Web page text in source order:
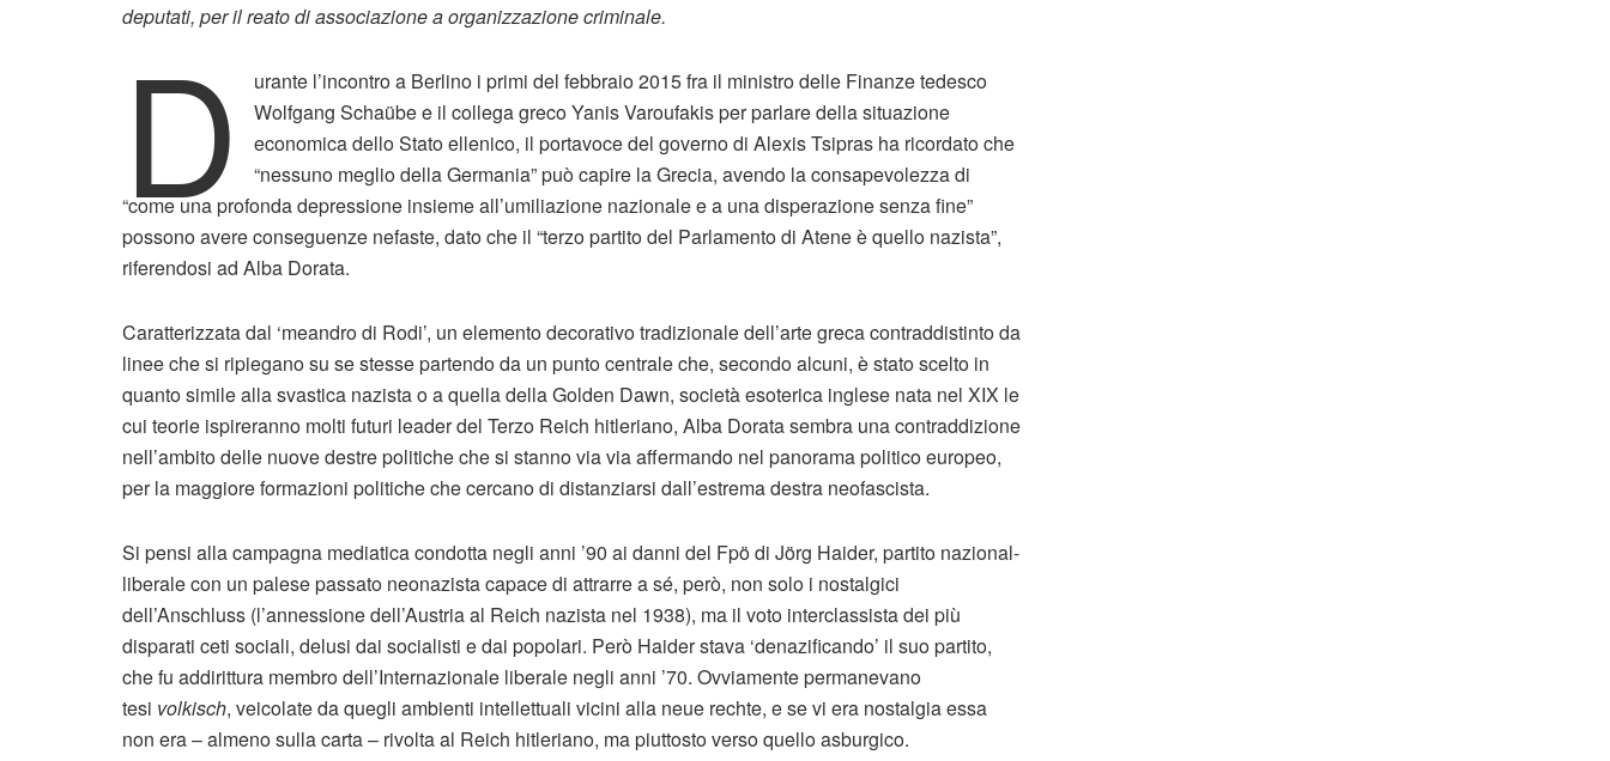
deputati, per il reato di associazione a organizzazione criminale.
D
urante l’incontro a Berlino i primi del febbraio 2015 fra il ministro delle Finanze tedesco
Wolfgang Schaübe e il collega greco Yanis Varoufakis per parlare della situazione
economica dello Stato ellenico, il portavoce del governo di Alexis Tsipras ha ricordato che
“nessuno meglio della Germania” può capire la Grecia, avendo la consapevolezza di
“come una profonda depressione insieme all’umiliazione nazionale e a una disperazione senza fine”
possono avere conseguenze nefaste, dato che il “terzo partito del Parlamento di Atene è quello nazista”,
riferendosi ad Alba Dorata.
Caratterizzata dal ‘meandro di Rodi’, un elemento decorativo tradizionale dell’arte greca contraddistinto da
linee che si ripiegano su se stesse partendo da un punto centrale che, secondo alcuni, è stato scelto in
quanto simile alla svastica nazista o a quella della Golden Dawn, società esoterica inglese nata nel XIX le
cui teorie ispireranno molti futuri leader del Terzo Reich hitleriano, Alba Dorata sembra una contraddizione
nell’ambito delle nuove destre politiche che si stanno via via affermando nel panorama politico europeo,
per la maggiore formazioni politiche che cercano di distanziarsi dall’estrema destra neofascista.
Si pensi alla campagna mediatica condotta negli anni ’90 ai danni del Fpö di Jörg Haider, partito nazional-
liberale con un palese passato neonazista capace di attrarre a sé, però, non solo i nostalgici
dell’Anschluss (l’annessione dell’Austria al Reich nazista nel 1938), ma il voto interclassista dei più
disparati ceti sociali, delusi dai socialisti e dai popolari. Però Haider stava ‘denazificando’ il suo partito,
che fu addirittura membro dell’Internazionale liberale negli anni ’70. Ovviamente permanevano
tesi volkisch, veicolate da quegli ambienti intellettuali vicini alla neue rechte, e se vi era nostalgia essa
non era – almeno sulla carta – rivolta al Reich hitleriano, ma piuttosto verso quello asburgico.